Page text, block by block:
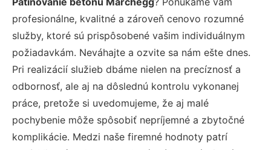
profesionálne, kvalitné a zároveň cenovo rozumné
služby, ktoré sú prispôsobené vašim individuálnym
požiadavkám. Neváhajte a ozvite sa nám ešte dnes.
Pri realizácií služieb dbáme nielen na precíznosť a
odbornosť, ale aj na dôslednú kontrolu vykonanej
práce, pretože si uvedomujeme, že aj malé
pochybenie môže spôsobiť nepríjemné a zbytočné
komplikácie. Medzi naše firemné hodnoty patrí